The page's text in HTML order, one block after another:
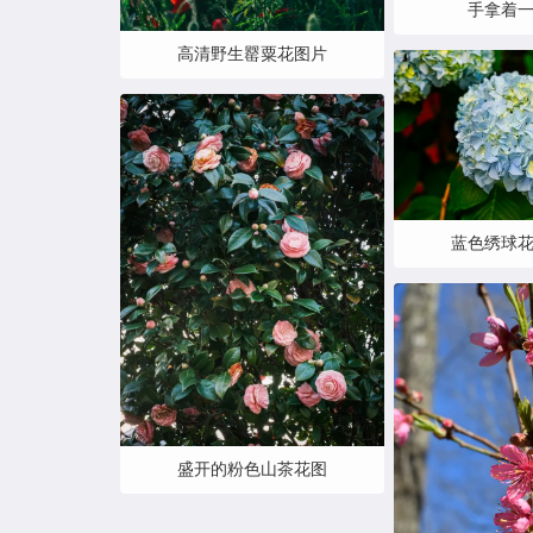
高清野生罂粟花图片
盛开的粉色山茶花图
手拿着
蓝色绣球